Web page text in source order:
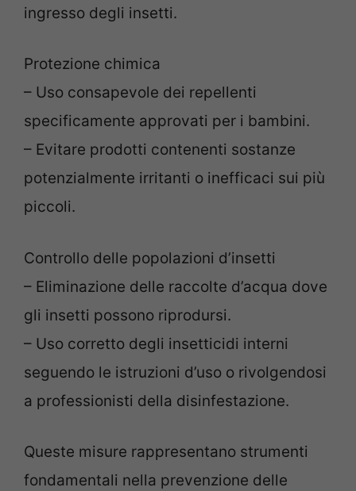
ingresso degli insetti.
Protezione chimica
– Uso consapevole dei repellenti
specificamente approvati per i bambini.
– Evitare prodotti contenenti sostanze
potenzialmente irritanti o inefficaci sui più
piccoli.
Controllo delle popolazioni d’insetti
– Eliminazione delle raccolte d’acqua dove
gli insetti possono riprodursi.
– Uso corretto degli insetticidi interni
seguendo le istruzioni d’uso o rivolgendosi
a professionisti della disinfestazione.
Queste misure rappresentano strumenti
fondamentali nella prevenzione delle